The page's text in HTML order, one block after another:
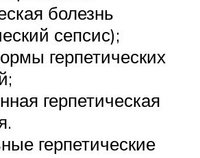
болезнь
сепсис);
герпетических
герпетическая
герпетические